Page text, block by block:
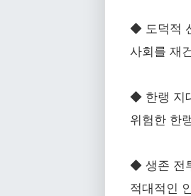
◆ 도덕적
사회를 재
◆ 한랭 지
위험한 한
◆ 생존 전
적대적인